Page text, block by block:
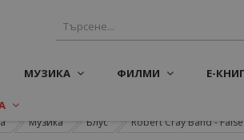
МУЗИКА ФИЛМИ Е-
Музика Блус Robert Cray Band ‎- False